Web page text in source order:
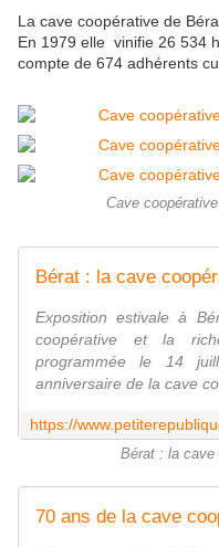
La cave coopérative de
En 1979 elle vinifie 26 534
compte de 674 adhérents
Cave
Bérat : la cave
Exposition estivale à
coopérative et la
programmée le 14
anniversaire de la cave
Bérat : la cave